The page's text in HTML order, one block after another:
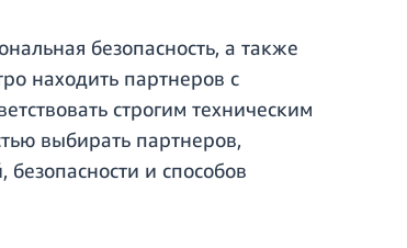
безопасность, а также
находить партнеров с
строгим техническим
выбирать партнеров,
и способов